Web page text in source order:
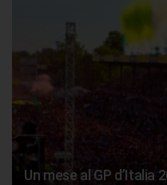
Un mese al GP d’Italia